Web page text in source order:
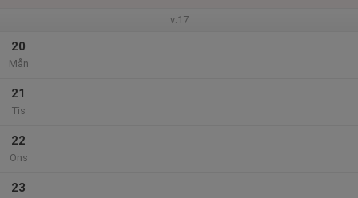
v.17
20
Mån
21
Tis
22
Ons
23